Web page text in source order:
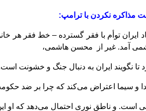
مذاکره نکردن با ترامپ:
توأم با فقر گسترده – خط فقر هر خانوار 5 میلیون تومان –
آمد. غیر از محسن هاشمی،
تا نگویند ایران به دنبال جنگ و خشونت
کند که چرا بر ضد
است. و ناطق نوری احتمال میدهد که او